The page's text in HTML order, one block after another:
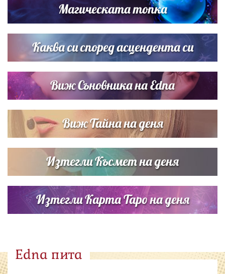
Списъкът е ясен: Джей Ло и Риана във ВИП гостите на
сватбата на Роналдо
Магическата топка
Каква си според асцендента си
Виж Съновника на Edna
Виж Тайна на деня
Изтегли Късмет на деня
Изтегли Карта Таро на деня
Edna пита